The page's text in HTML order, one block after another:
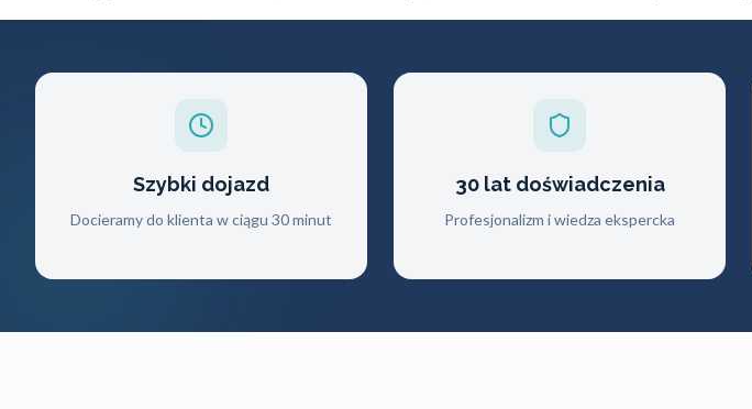
Szybki dojazd
Docieramy do klienta w ciągu 30 minut
30 lat doświadczenia
Profesjonalizm i wiedza ekspercka